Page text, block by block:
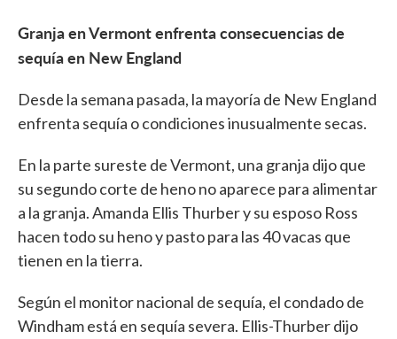
Granja en Vermont enfrenta consecuencias de
sequía en New England
Desde la semana pasada, la mayoría de New England
enfrenta sequía o condiciones inusualmente secas.
En la parte sureste de Vermont, una granja dijo que
su segundo corte de heno no aparece para alimentar
a la granja. Amanda Ellis Thurber y su esposo Ross
hacen todo su heno y pasto para las 40 vacas que
tienen en la tierra.
Según el monitor nacional de sequía, el condado de
Windham está en sequía severa. Ellis-Thurber dijo